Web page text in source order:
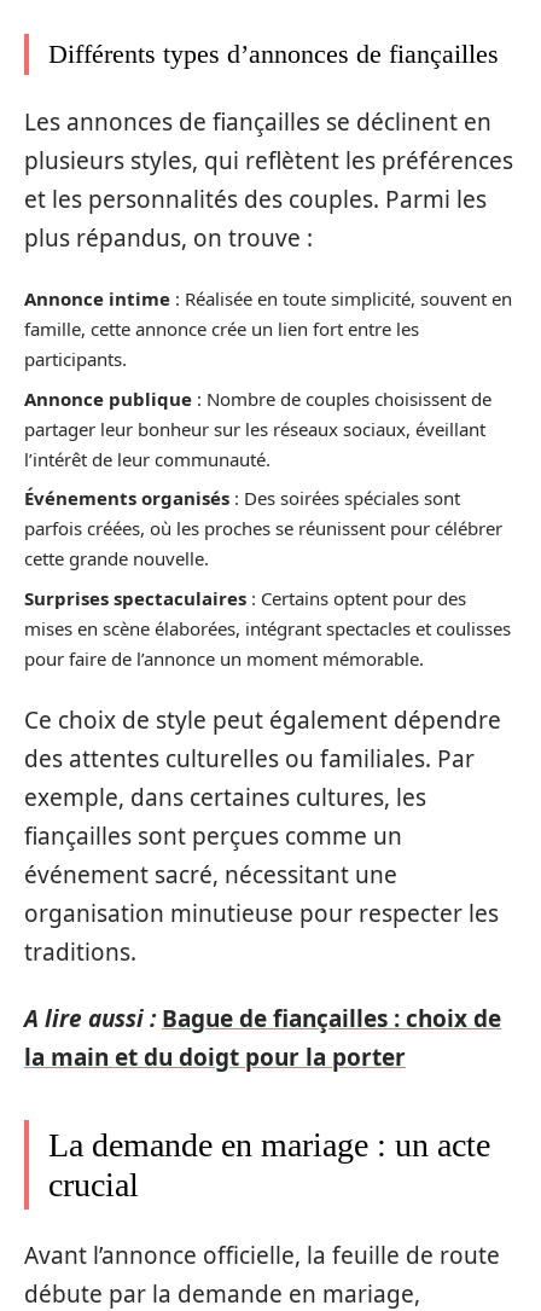
Différents types d’annonces de fiançailles
Les annonces de fiançailles se déclinent en
plusieurs styles, qui reflètent les préférences
et les personnalités des couples. Parmi les
plus répandus, on trouve :
Annonce intime : Réalisée en toute simplicité, souvent en
famille, cette annonce crée un lien fort entre les
participants.
Annonce publique : Nombre de couples choisissent de
partager leur bonheur sur les réseaux sociaux, éveillant
l’intérêt de leur communauté.
Événements organisés : Des soirées spéciales sont
parfois créées, où les proches se réunissent pour célébrer
cette grande nouvelle.
Surprises spectaculaires : Certains optent pour des
mises en scène élaborées, intégrant spectacles et coulisses
pour faire de l’annonce un moment mémorable.
Ce choix de style peut également dépendre
des attentes culturelles ou familiales. Par
exemple, dans certaines cultures, les
fiançailles sont perçues comme un
événement sacré, nécessitant une
organisation minutieuse pour respecter les
traditions.
A lire aussi : Bague de fiançailles : choix de
la main et du doigt pour la porter
La demande en mariage : un acte
crucial
Avant l’annonce officielle, la feuille de route
débute par la demande en mariage,